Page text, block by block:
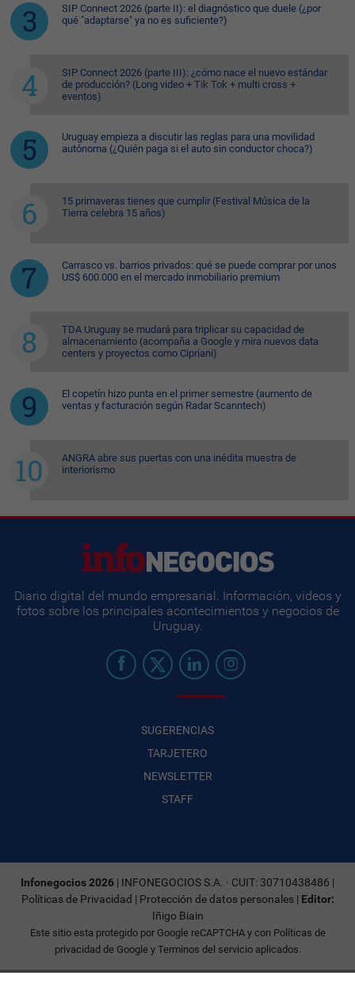
SIP Connect 2026 (parte II): el diagnóstico que duele (¿por
qué "adaptarse" ya no es suficiente?)
SIP Connect 2026 (parte III): ¿cómo nace el nuevo estándar
de producción? (Long video + Tik Tok + multi cross +
eventos)
Uruguay empieza a discutir las reglas para una movilidad
autónoma (¿Quién paga si el auto sin conductor choca?)
15 primaveras tienes que cumplir (Festival Música de la
Tierra celebra 15 años)
Carrasco vs. barrios privados: qué se puede comprar por unos
US$ 600.000 en el mercado inmobiliario premium
TDA Uruguay se mudará para triplicar su capacidad de
almacenamiento (acompaña a Google y mira nuevos data
centers y proyectos como Cipriani)
El copetín hizo punta en el primer semestre (aumento de
ventas y facturación según Radar Scanntech)
ANGRA abre sus puertas con una inédita muestra de
interiorismo
Diario digital del mundo empresarial. Información, videos y
fotos sobre los principales acontecimientos y negocios de
Uruguay.
SUGERENCIAS
TARJETERO
NEWSLETTER
STAFF
Infonegocios 2026 | INFONEGOCIOS S.A. · CUIT: 30710438486 |
Políticas de Privacidad | Protección de datos personales| Editor:
Iñigo Biain
Este sitio esta protegido por Google reCAPTCHA y con Políticas de
privacidad de Googley Terminos del servicioaplicados.